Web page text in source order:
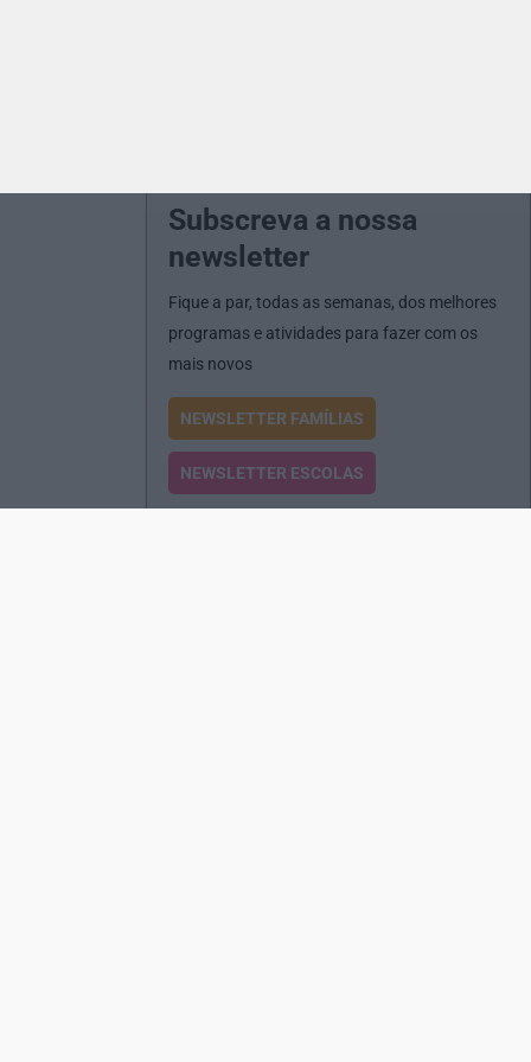
Subscreva a nossa
newsletter
Fique a par, todas as semanas, dos melhores
programas e atividades para fazer com os
mais novos
NEWSLETTER FAMÍLIAS
NEWSLETTER ESCOLAS